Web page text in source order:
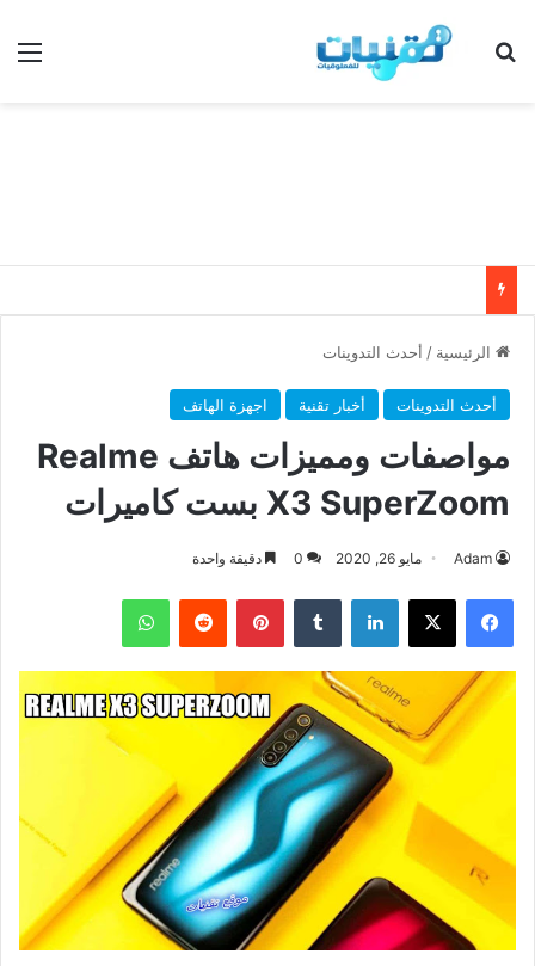
بحث عن
الرئيسية / أحدث التدوينات
أحدث التدوينات أخبار تقنية اجهزة الهاتف
مواصفات ومميزات هاتف Realme
X3 SuperZoom بست كاميرات
Adam مايو 26, 2020 0 دقيقة واحدة
فيسبوك ‫X لينكدإن بينتيريست واتساب